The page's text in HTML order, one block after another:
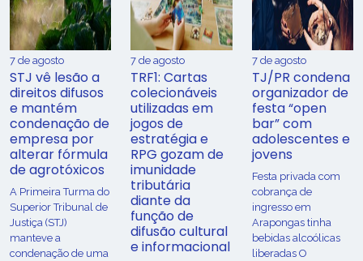
7 de agosto
STJ vê lesão a
direitos difusos
e mantém
condenação de
empresa por
alterar fórmula
de agrotóxicos
​A Primeira Turma do
Superior Tribunal de
Justiça (STJ)
manteve a
condenação de uma
7 de agosto
TRF1: Cartas
colecionáveis
utilizadas em
jogos de
estratégia e
RPG gozam de
imunidade
tributária
diante da
função de
difusão cultural
e informacional
7 de agosto
TJ/PR condena
organizador de
festa “open
bar” com
adolescentes e
jovens
Festa privada com
cobrança de
ingresso em
Arapongas tinha
bebidas alcoólicas
liberadas O